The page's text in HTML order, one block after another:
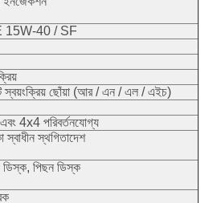
15W-40 / SF
স্বয়ংক্রিয় ছোঁয়া (আর / এন / এল / এইচ)
4x4 পরিবর্তনযোগ্য
স্বাধীন স্থগিতাদেশ
ডিস্ক, পিছন ডিস্ক